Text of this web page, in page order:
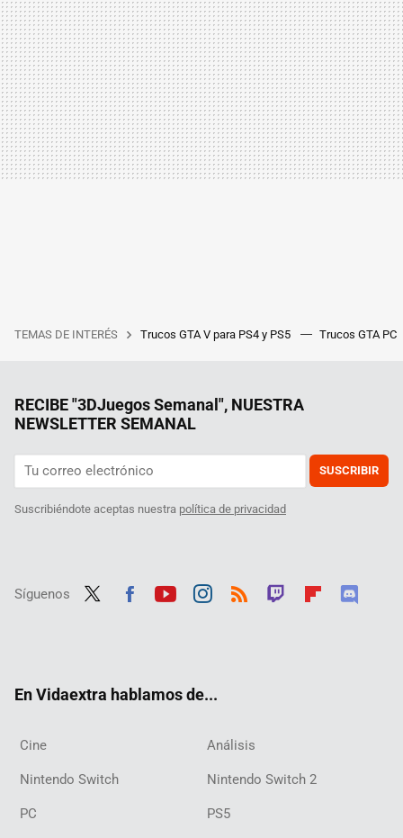
TEMAS DE INTERÉS Trucos GTA V para PS4 y PS5 Trucos GTA PC
RECIBE "3DJuegos Semanal", NUESTRA
NEWSLETTER SEMANAL
SUSCRIBIR
Suscribiéndote aceptas nuestra política de privacidad
Síguenos
En Vidaextra hablamos de...
Cine Análisis
Nintendo Switch Nintendo Switch 2
PC PS5